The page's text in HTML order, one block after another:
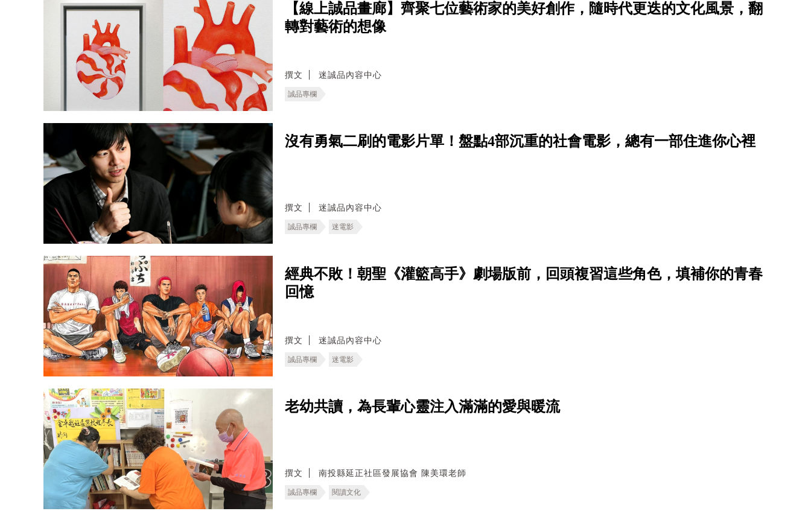
【線上誠品畫廊】齊聚七位藝術家的美好創作，隨時代更迭的文化風景，翻
轉對藝術的想像
撰文 迷誠品內容中心
誠品專欄
沒有勇氣二刷的電影片單！盤點4部沉重的社會電影，總有一部住進你心裡
撰文 迷誠品內容中心
誠品專欄 迷電影
經典不敗！朝聖《灌籃高手》劇場版前，回頭複習這些角色，填補你的青春
回憶
撰文 迷誠品內容中心
誠品專欄 迷電影
老幼共讀，為長輩心靈注入滿滿的愛與暖流
撰文 南投縣延正社區發展協會 陳美環老師
誠品專欄 閱讀文化